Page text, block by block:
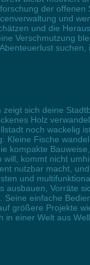
der
und
und die
Verschmutzung
sich deine
Holz
noch wackelig
Kleine Fische
kompakte
kommt nicht
nutzbar macht,
und
ausbauen, Vorräte
einfache
größere Projekte
einer Welt aus